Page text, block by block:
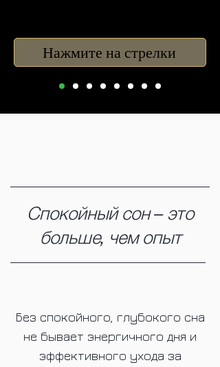
Нажмите на стрелки
Спокойный сон – это
больше, чем опыт
Без спокойного, глубокого сна
не бывает энергичного дня и
эффективного ухода за